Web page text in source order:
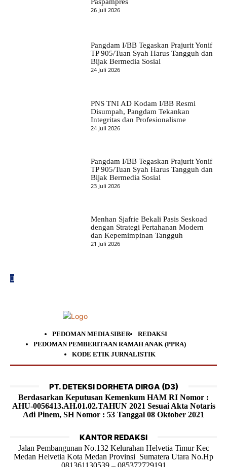
26 Juli 2026
Pangdam I/BB Tegaskan Prajurit Yonif
TP 905/Tuan Syah Harus Tangguh dan
Bijak Bermedia Sosial
24 Juli 2026
PNS TNI AD Kodam I/BB Resmi
Disumpah, Pangdam Tekankan
Integritas dan Profesionalisme
24 Juli 2026
Pangdam I/BB Tegaskan Prajurit Yonif
TP 905/Tuan Syah Harus Tangguh dan
Bijak Bermedia Sosial
23 Juli 2026
Menhan Sjafrie Bekali Pasis Seskoad
dengan Strategi Pertahanan Modern
dan Kepemimpinan Tangguh
21 Juli 2026
PEDOMAN MEDIA SIBER
REDAKSI
PEDOMAN PEMBERITAAN RAMAH ANAK (PPRA)
KODE ETIK JURNALISTIK
PT. DETEKSI DORHETA DIRGA (D3)
Berdasarkan Keputusan Kemenkum HAM RI Nomor :
AHU-0056413.AH.01.02.TAHUN 2021 Sesuai Akta Notaris
Adi Pinem, SH Nomor : 53 Tanggal 08 Oktober 2021
KANTOR REDAKSI
Jalan Pembangunan No.132 Kelurahan Helvetia Timur Kec
Medan Helvetia Kota Medan Provinsi Sumatera Utara No.Hp
081361130539 – 085372729191